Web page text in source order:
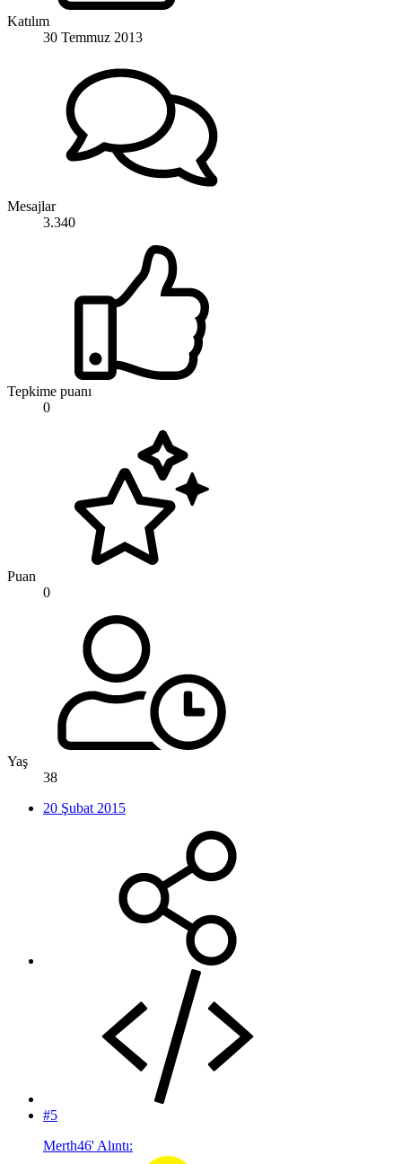
Katılım
30 Temmuz 2013
Mesajlar
3.340
Tepkime puanı
0
Puan
0
Yaş
38
20 Şubat 2015
#5
Merth46' Alıntı: